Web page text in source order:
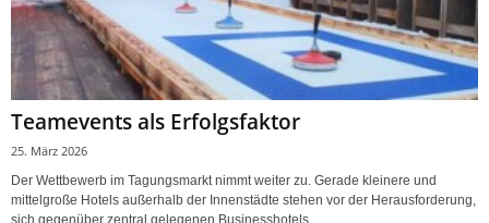
Teamevents als Erfolgsfaktor
25. März 2026
Der Wettbewerb im Tagungsmarkt nimmt weiter zu. Gerade kleinere und
mittelgroße Hotels außerhalb der Innenstädte stehen vor der Herausforderung,